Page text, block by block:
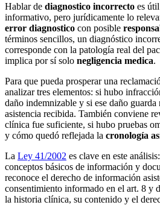
Hablar de diagnostico incorrecto es
informativo, pero jurídicamente lo
error diagnostico con posible
términos sencillos, un diagnóstico
corresponde con la patología real del
implica por sí solo negligencia medica.
Para que pueda prosperar una
analizar tres elementos: si hubo
daño indemnizable y si ese daño guarda
asistencia recibida. También conviene
clínica fue suficiente, si hubo pruebas
y cómo quedó reflejada la cronología
La Ley 41/2002 es clave en este
conceptos básicos de información y
reconoce el derecho de información
consentimiento informado en el art. 8 y
la historia clínica, su contenido y el